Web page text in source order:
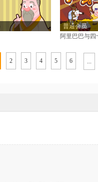
普通会员
阿里巴巴与四
2 3 4 5 6 ...